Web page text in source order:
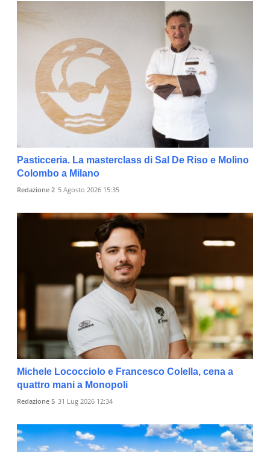
Pasticceria. La masterclass di Sal De Riso e Molino
Colombo a Milano
Redazione 2 5 Agosto 2026 15:35
Michele Lococciolo e Francesco Colella, cena a
quattro mani a Monopoli
Redazione 5 31 Lug 2026 12:34